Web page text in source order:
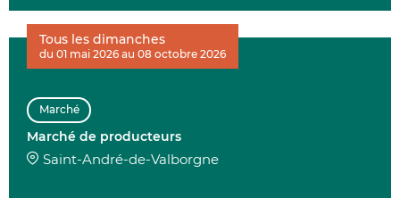
Marché
Marché de producteurs
Saint-André-de-Valborgne
Tous les dimanches
du 01 mai 2026 au 08 octobre 2026